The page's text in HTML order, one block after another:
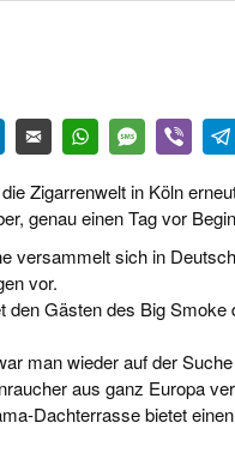
Zigarrenwelt in Köln
genau einen Tag vor
versammelt sich in
vor.
den Gästen des Big
man wieder auf der
aus ganz Europa
Dachterrasse bietet